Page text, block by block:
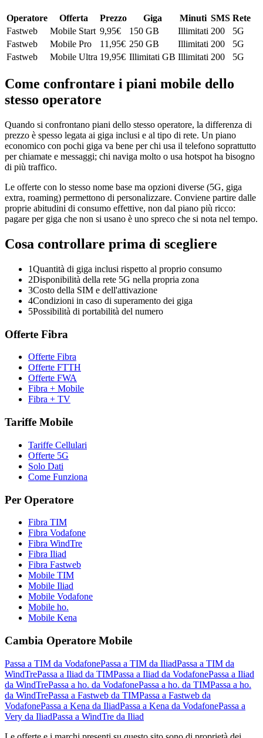
Operatore Offerta Prezzo Giga Minuti SMS Rete
Fastweb
Mobile Start 9,95€ 150 GB Illimitati 200
5G
Fastweb
Mobile Pro 11,95€ 250 GB Illimitati 200
5G
Fastweb
Mobile Ultra 19,95€ Illimitati GB Illimitati 200 5G
Come confrontare i piani mobile dello
stesso operatore
Quando si confrontano piani dello stesso operatore, la differenza di
prezzo è spesso legata ai giga inclusi e al tipo di rete. Un piano
economico con pochi giga va bene per chi usa il telefono soprattutto
per chiamate e messaggi; chi naviga molto o usa hotspot ha bisogno
di più traffico.
Le offerte con lo stesso nome base ma opzioni diverse (5G, giga
extra, roaming) permettono di personalizzare. Conviene partire dalle
proprie abitudini di consumo effettive, non dal piano più ricco:
pagare per giga che non si usano è uno spreco che si nota nel tempo.
Cosa controllare prima di scegliere
1Quantità di giga inclusi rispetto al proprio consumo
2Disponibilità della rete 5G nella propria zona
3Costo della SIM e dell'attivazione
4Condizioni in caso di superamento dei giga
5Possibilità di portabilità del numero
Offerte Fibra
Offerte Fibra
Offerte FTTH
Offerte FWA
Fibra + Mobile
Fibra + TV
Tariffe Mobile
Tariffe Cellulari
Offerte 5G
Solo Dati
Come Funziona
Per Operatore
Fibra TIM
Fibra Vodafone
Fibra WindTre
Fibra Iliad
Fibra Fastweb
Mobile TIM
Mobile Iliad
Mobile Vodafone
Mobile ho.
Mobile Kena
Cambia Operatore Mobile
Passa a TIM da VodafonePassa a TIM da IliadPassa a TIM da
WindTrePassa a Iliad da TIMPassa a Iliad da VodafonePassa a Iliad
da WindTrePassa a ho. da VodafonePassa a ho. da TIMPassa a ho.
da WindTrePassa a Fastweb da TIMPassa a Fastweb da
VodafonePassa a Kena da IliadPassa a Kena da VodafonePassa a
Very da IliadPassa a WindTre da Iliad